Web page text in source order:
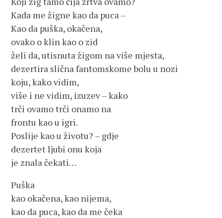
Kada me žigne kao da puca –
Kao da puška, okačena,
ovako o klin kao o zid
želi da, utisnuta žigom na više mjesta,
dezertira slična fantomskome bolu u nozi
koju, kako vidim,
više i ne vidim, izuzev – kako
trči ovamo trči onamo na
frontu kao u igri.
Poslije kao u životu? – gdje
dezertet ljubi onu koja
je znala čekati…
Puška
kao okačena, kao nijema,
kao da puca, kao da me čeka